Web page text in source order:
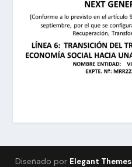
Diseñado por Elegant Themes